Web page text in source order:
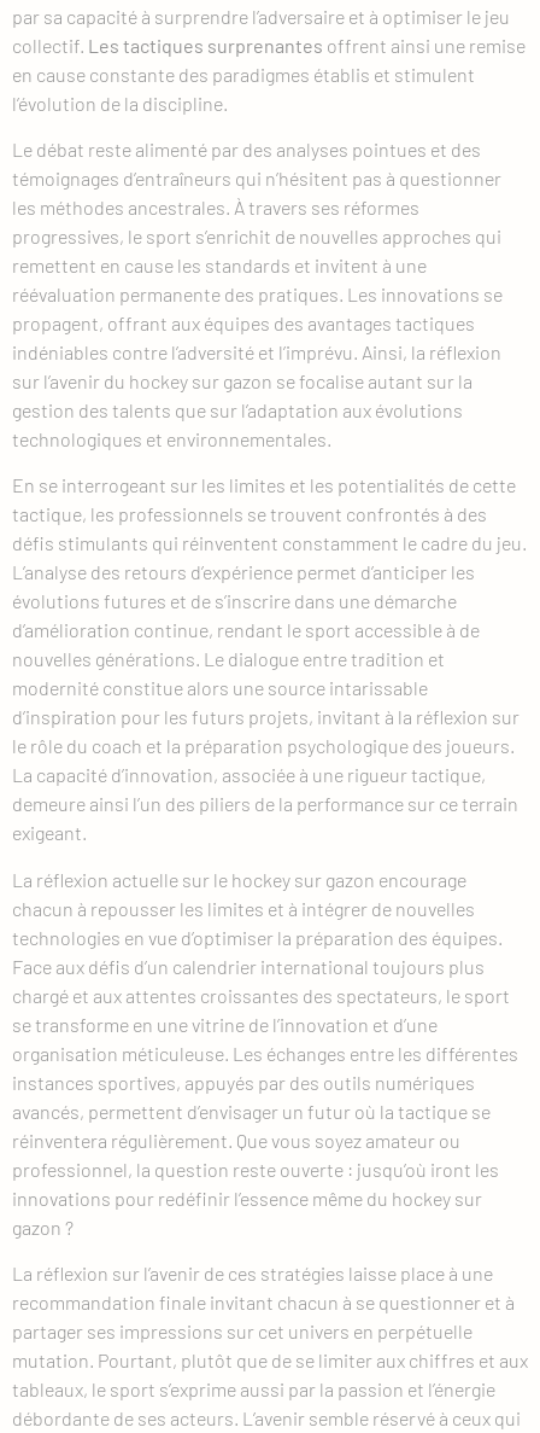
par sa capacité à surprendre l’adversaire et à optimiser le jeu
collectif. Les tactiques surprenantes offrent ainsi une remise
en cause constante des paradigmes établis et stimulent
l’évolution de la discipline.
Le débat reste alimenté par des analyses pointues et des
témoignages d’entraîneurs qui n’hésitent pas à questionner
les méthodes ancestrales. À travers ses réformes
progressives, le sport s’enrichit de nouvelles approches qui
remettent en cause les standards et invitent à une
réévaluation permanente des pratiques. Les innovations se
propagent, offrant aux équipes des avantages tactiques
indéniables contre l’adversité et l’imprévu. Ainsi, la réflexion
sur l’avenir du hockey sur gazon se focalise autant sur la
gestion des talents que sur l’adaptation aux évolutions
technologiques et environnementales.
En se interrogeant sur les limites et les potentialités de cette
tactique, les professionnels se trouvent confrontés à des
défis stimulants qui réinventent constamment le cadre du jeu.
L’analyse des retours d’expérience permet d’anticiper les
évolutions futures et de s’inscrire dans une démarche
d’amélioration continue, rendant le sport accessible à de
nouvelles générations. Le dialogue entre tradition et
modernité constitue alors une source intarissable
d’inspiration pour les futurs projets, invitant à la réflexion sur
le rôle du coach et la préparation psychologique des joueurs.
La capacité d’innovation, associée à une rigueur tactique,
demeure ainsi l’un des piliers de la performance sur ce terrain
exigeant.
La réflexion actuelle sur le hockey sur gazon encourage
chacun à repousser les limites et à intégrer de nouvelles
technologies en vue d’optimiser la préparation des équipes.
Face aux défis d’un calendrier international toujours plus
chargé et aux attentes croissantes des spectateurs, le sport
se transforme en une vitrine de l’innovation et d’une
organisation méticuleuse. Les échanges entre les différentes
instances sportives, appuyés par des outils numériques
avancés, permettent d’envisager un futur où la tactique se
réinventera régulièrement. Que vous soyez amateur ou
professionnel, la question reste ouverte : jusqu’où iront les
innovations pour redéfinir l’essence même du hockey sur
gazon ?
La réflexion sur l’avenir de ces stratégies laisse place à une
recommandation finale invitant chacun à se questionner et à
partager ses impressions sur cet univers en perpétuelle
mutation. Pourtant, plutôt que de se limiter aux chiffres et aux
tableaux, le sport s’exprime aussi par la passion et l’énergie
débordante de ses acteurs. L’avenir semble réservé à ceux qui